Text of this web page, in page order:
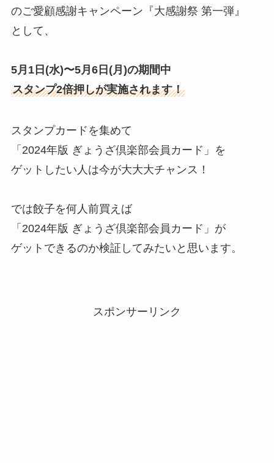
のご愛顧感謝キャンペーン『大感謝祭 第一弾』
として、
5月1日(水)〜5月6日(月)の期間中
スタンプ2倍押しが実施されます！
スタンプカードを集めて
「2024年版 ぎょうざ倶楽部会員カード」を
ゲットしたい人は今が大大大チャンス！
では餃子を何人前買えば
「2024年版 ぎょうざ倶楽部会員カード」が
ゲットできるのか検証してみたいと思います。
スポンサーリンク